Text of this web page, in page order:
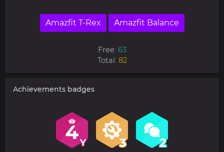
Amazfit T-Rex Amazfit Balance
Free: 63
Total: 82
Achievements badges